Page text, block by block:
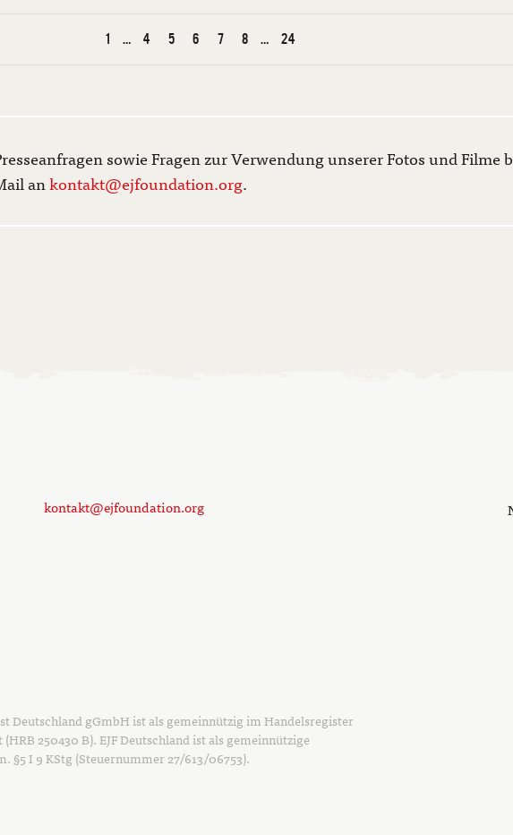
1 … 4 5 6 7 8 … 24
sowie Fragen zur Verwendung unserer Fotos und Filme
ankontakt@ejfoundation.org.
kontakt@ejfoundation.org
Deutschland gGmbH ist als gemeinnützig im Handelsregister
250430 B). EJF Deutschland ist als gemeinnützige
§5 I 9 KStg (Steuernummer 27/613/06753).